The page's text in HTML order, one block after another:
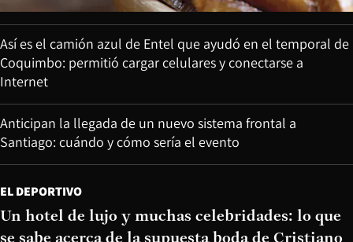
Así es el camión azul de Entel que ayudó en el temporal de
Coquimbo: permitió cargar celulares y conectarse a
Internet
Anticipan la llegada de un nuevo sistema frontal a
Santiago: cuándo y cómo sería el evento
EL DEPORTIVO
Un hotel de lujo y muchas celebridades: lo que